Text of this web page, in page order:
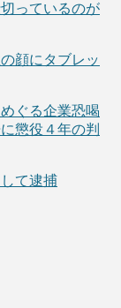
っているのが
顔にタブレッ
ぐる企業恐喝
懲役４年の判
て逮捕